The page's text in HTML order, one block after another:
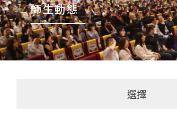
師生動態
選擇
全部消息